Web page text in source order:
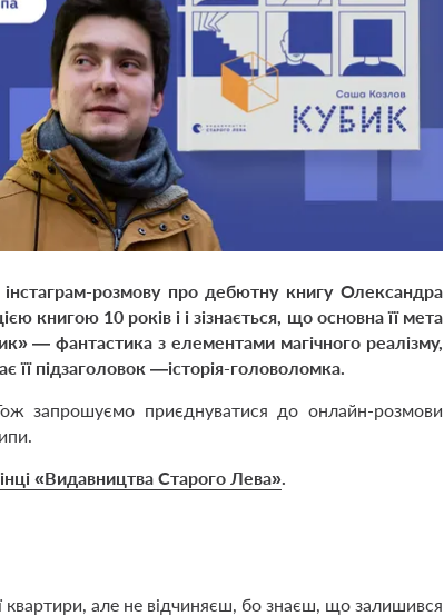
розмову про дебютну книгу Олександра
книгою 10 років і і зізнається, що основна її мета
— фантастика з елементами магічного реалізму,
її підзаголовок —історія-головоломка.
запрошуємо приєднуватися до онлайн-розмови
«Видавництва Старого Лева»
квартири, але не відчиняєш, бо знаєш, що залишився